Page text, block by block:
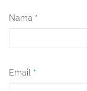
Nama *
Email *